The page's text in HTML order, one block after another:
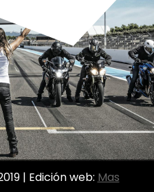
| Edición web: Mas